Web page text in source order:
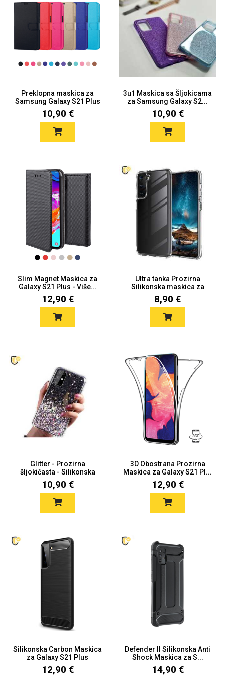
Preklopna maskica za
Samsung Galaxy S21 Plus
-...
10,90 €
3u1 Maskica sa Šljokicama
za Samsung Galaxy S2...
10,90 €
Slim Magnet Maskica za
Galaxy S21 Plus - Više...
12,90 €
Ultra tanka Prozirna
Silikonska maskica za
Sam...
8,90 €
Glitter - Prozirna
šljokičasta - Silikonska
Ma...
10,90 €
3D Obostrana Prozirna
Maskica za Galaxy S21 Pl...
12,90 €
Silikonska Carbon Maskica
za Galaxy S21 Plus
12,90 €
Defender II Silikonska Anti
Shock Maskica za S...
14,90 €
Sleng Feel Good
Životinjsko carstvo
Svemirska kolekcija Valentinovo
Love motivi I Need Some Space
Quotes Collection Cirkus
Apstraktni motivi
Monogrami Dječji motivi
Univerzalne futrole i
maskice
Preklopne maskice